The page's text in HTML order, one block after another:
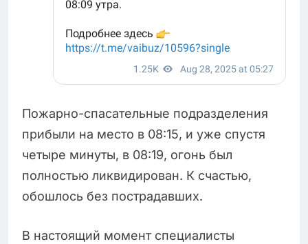
Пожарно-спасательные подразделения
прибыли на место в 08:15, и уже спустя
четыре минуты, в 08:19, огонь был
полностью ликвидирован. К счастью,
обошлось без пострадавших.
В настоящий момент специалисты